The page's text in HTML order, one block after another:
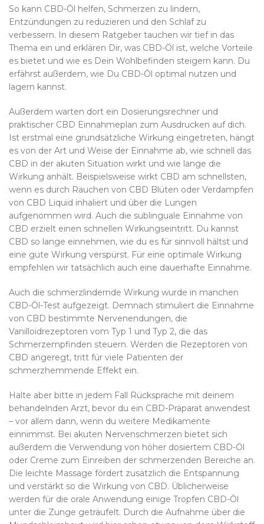
So kann CBD-Öl helfen, Schmerzen zu lindern,
Entzündungen zu reduzieren und den Schlaf zu
verbessern. In diesem Ratgeber tauchen wir tief in das
Thema ein und erklären Dir, was CBD-Öl ist, welche Vorteile
es bietet und wie es Dein Wohlbefinden steigern kann. Du
erfährst außerdem, wie Du CBD-Öl optimal nutzen und
lagern kannst.
Außerdem warten dort ein Dosierungsrechner und
praktischer CBD Einnahmeplan zum Ausdrucken auf dich.
Ist erstmal eine grundsätzliche Wirkung eingetreten, hängt
es von der Art und Weise der Einnahme ab, wie schnell das
CBD in der akuten Situation wirkt und wie lange die
Wirkung anhält. Beispielsweise wirkt CBD am schnellsten,
wenn es durch Rauchen von CBD Blüten oder Verdampfen
von CBD Liquid inhaliert und über die Lungen
aufgenommen wird. Auch die sublinguale Einnahme von
CBD erzielt einen schnellen Wirkungseintritt. Du kannst
CBD so lange einnehmen, wie du es für sinnvoll hältst und
eine gute Wirkung verspürst. Für eine optimale Wirkung
empfehlen wir tatsächlich auch eine dauerhafte Einnahme.
Auch die schmerzlindernde Wirkung wurde in manchen
CBD-Öl-Test aufgezeigt. Demnach stimuliert die Einnahme
von CBD bestimmte Nervenendungen, die
Vanilloidrezeptoren vom Typ 1 und Typ 2, die das
Schmerzempfinden steuern. Werden die Rezeptoren von
CBD angeregt, tritt für viele Patienten der
schmerzhemmende Effekt ein.
Halte aber bitte in jedem Fall Rücksprache mit deinem
behandelnden Arzt, bevor du ein CBD-Präparat anwendest
– vor allem dann, wenn du weitere Medikamente
einnimmst. Bei akuten Nervenschmerzen bietet sich
außerdem die Verwendung von höher dosiertem CBD-Öl
oder Creme zum Einreiben der schmerzenden Bereiche an.
Die leichte Massage fördert zusätzlich die Entspannung
und verstärkt so die Wirkung von CBD. Üblicherweise
werden für die orale Anwendung einige Tropfen CBD-Öl
unter die Zunge geträufelt. Durch die Aufnahme über die